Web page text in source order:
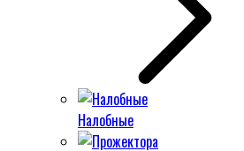
Налобные